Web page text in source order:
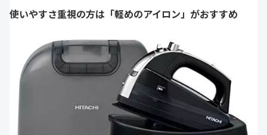
使いやすさ重視の方は「軽めのアイロン」がおすすめ